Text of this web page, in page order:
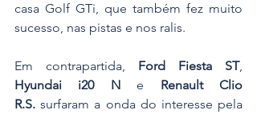
casa Golf GTi, que também fez muito
sucesso, nas pistas e nos ralis.
Em contrapartida, Ford Fiesta ST
Hyundai i20 N e Renault Clio
R.S. surfaram a onda do interesse pela